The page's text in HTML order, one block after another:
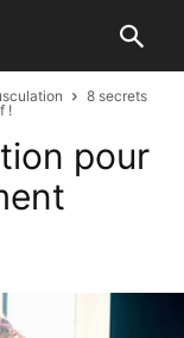
8 secrets
!
pour